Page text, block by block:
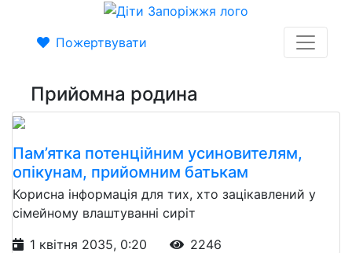
Пожертвувати
Прийомна родина
Пам’ятка потенційним усиновителям,
опікунам, прийомним батькам
Корисна інформація для тих, хто зацікавлений у
сімейному влаштуванні сиріт
1 квітня 2035, 0:20
2246